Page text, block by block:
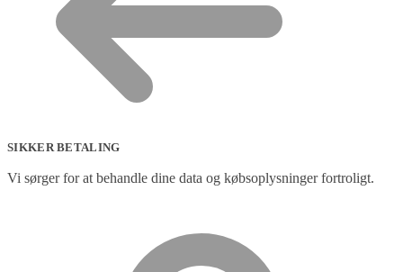
SIKKER BETALING
Vi sørger for at behandle dine data og købsoplysninger fortroligt.